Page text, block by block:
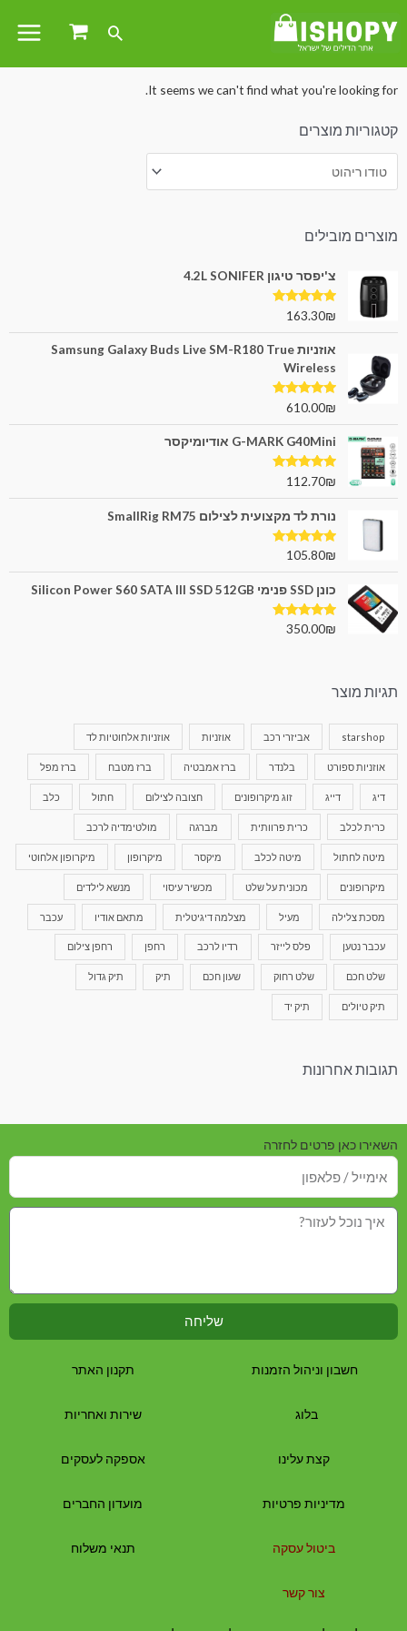
עמוד הבית / טודו ריהוט
It seems we can't find what you're looking for.
קטגוריות מוצרים
מוצרים מובילים
צ'יפסר טיגון 4.2L SONIFER
דורג 5.00
163.30₪
אוזניות Samsung Galaxy Buds Live SM-R180 True
Wireless
דורג5.00
610.00₪
G-MARK G40Mini אודיומיקסר
דורג 5.00
112.70₪
נורת לד מקצועית לצילום SmallRig RM75
דורג5.00
105.80₪
כונן SSD פנימי Silicon Power S60 SATA III SSD 512GB
דורג5.00
350.00₪
תגיות מוצר
starshop אביזרי רכב אוזניות אוזניות אלחוטיות לד
אוזניות ספורט בלנדר ברז אמבטיה ברז מטבח ברז מפל
דיג דייג זוג מיקרופונים חצובה לצילום חתול כלב
כרית לכלב כרית פרוותית מברגה מולטימדיה לרכב
מיטה לחתול מיטה לכלב מיקסר מיקרופון מיקרופון אלחוטי
מיקרופונים מכונית על שלט מכשיר עיסוי מנשא לילדים
מסכת צלילה מעיל מצלמה דיגיטלית מתאם אודיו עכבר
עכבר נטען פלס לייזר רדיו לרכב רחפן רחפן צילום
שלט חכם שלט רחוק שעון חכם תיק תיק גדול
תיק טיולים תיק יד
תגובות אחרונות
השאירו כאן פרטים לחזרה
שליחה
חשבון וניהול הזמנות
בלוג
קצת עלינו
מדיניות פרטיות
ביטול עסקה
צור קשר
תקנון האתר
שירות ואחריות
אספקה לעסקים
מועדון החברים
תנאי משלוח